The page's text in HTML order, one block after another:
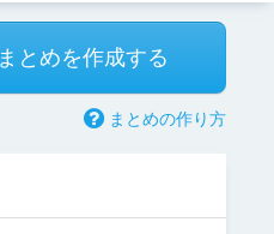
まとめを作成する
まとめの作り方